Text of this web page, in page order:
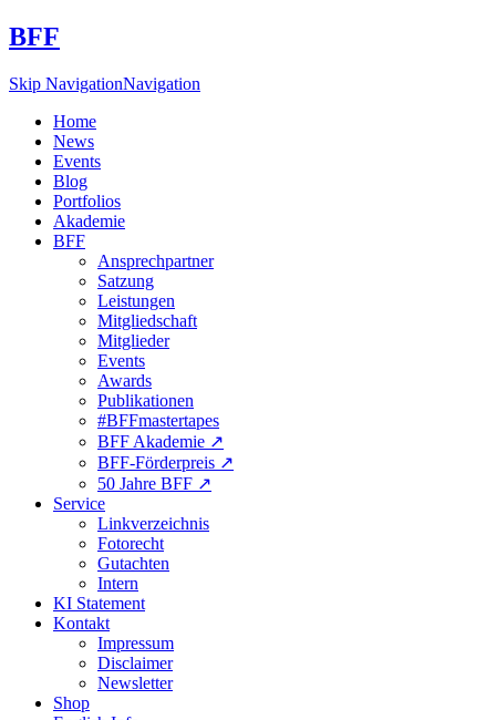
BFF
Skip NavigationNavigation
Home
News
Events
Blog
Portfolios
Akademie
BFF
Ansprechpartner
Satzung
Leistungen
Mitgliedschaft
Mitglieder
Events
Awards
Publikationen
#BFFmastertapes
BFF Akademie ↗︎
BFF-Förderpreis ↗︎
50 Jahre BFF ↗︎
Service
Linkverzeichnis
Fotorecht
Gutachten
Intern
KI Statement
Kontakt
Impressum
Disclaimer
Newsletter
Shop